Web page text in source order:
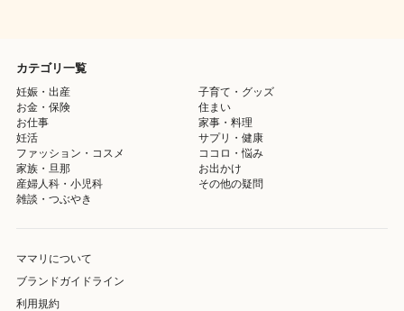
カテゴリ一覧
妊娠・出産
子育て・グッズ
お金・保険
住まい
お仕事
家事・料理
妊活
サプリ・健康
ファッション・コスメ
ココロ・悩み
家族・旦那
お出かけ
産婦人科・小児科
その他の疑問
雑談・つぶやき
ママリについて
ブランドガイドライン
利用規約